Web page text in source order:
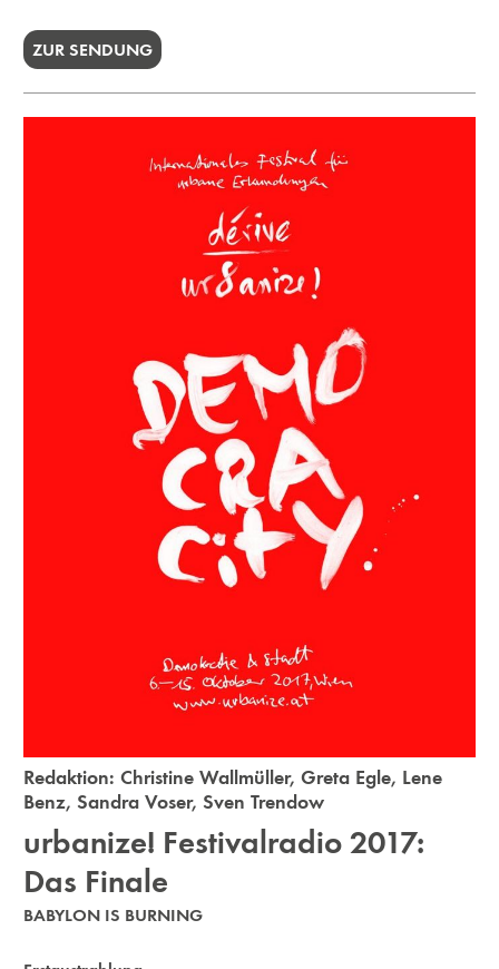
ZUR SENDUNG
Redaktion:Christine Wallmüller,Greta Egle, Lene
Benz, Sandra Voser, Sven Trendow
urbanize! Festivalradio 2017:
Das Finale
BABYLON IS BURNING